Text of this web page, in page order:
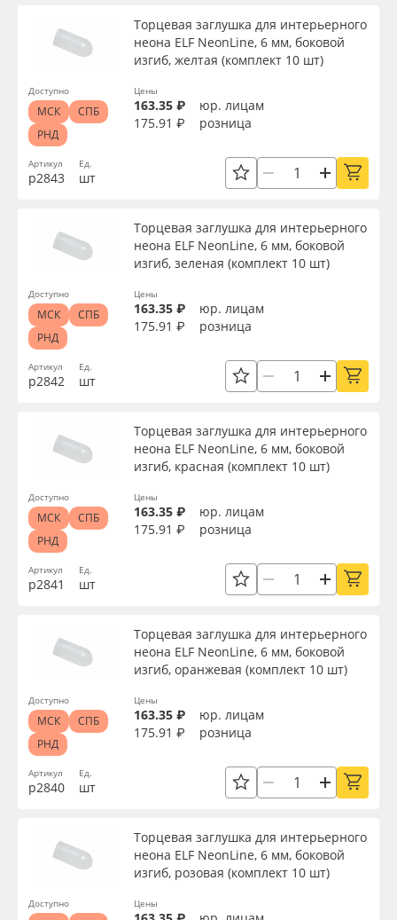
Артикул
р2843
Торцевая заглушка для интерьерного
неона ELF NeonLine, 6 мм, боковой
изгиб, желтая (комплект 10 шт)
Ед.
шт
Цены
163.35 ₽
юр. лицам
175.91 ₽
розница
Доступно
МСК
СПБ
РНД
Артикул
р2842
Торцевая заглушка для интерьерного
неона ELF NeonLine, 6 мм, боковой
изгиб, зеленая (комплект 10 шт)
Ед.
шт
Цены
163.35 ₽
юр. лицам
175.91 ₽
розница
Доступно
МСК
СПБ
РНД
Артикул
р2841
Торцевая заглушка для интерьерного
неона ELF NeonLine, 6 мм, боковой
изгиб, красная (комплект 10 шт)
Ед.
шт
Цены
163.35 ₽
юр. лицам
175.91 ₽
розница
Доступно
МСК
СПБ
РНД
Артикул
р2840
Торцевая заглушка для интерьерного
неона ELF NeonLine, 6 мм, боковой
изгиб, оранжевая (комплект 10 шт)
Ед.
шт
Цены
163.35 ₽
юр. лицам
175.91 ₽
розница
Доступно
МСК
СПБ
РНД
Торцевая заглушка для интерьерного
неона ELF NeonLine, 6 мм, боковой
изгиб, розовая (комплект 10 шт)
Цены
Доступно